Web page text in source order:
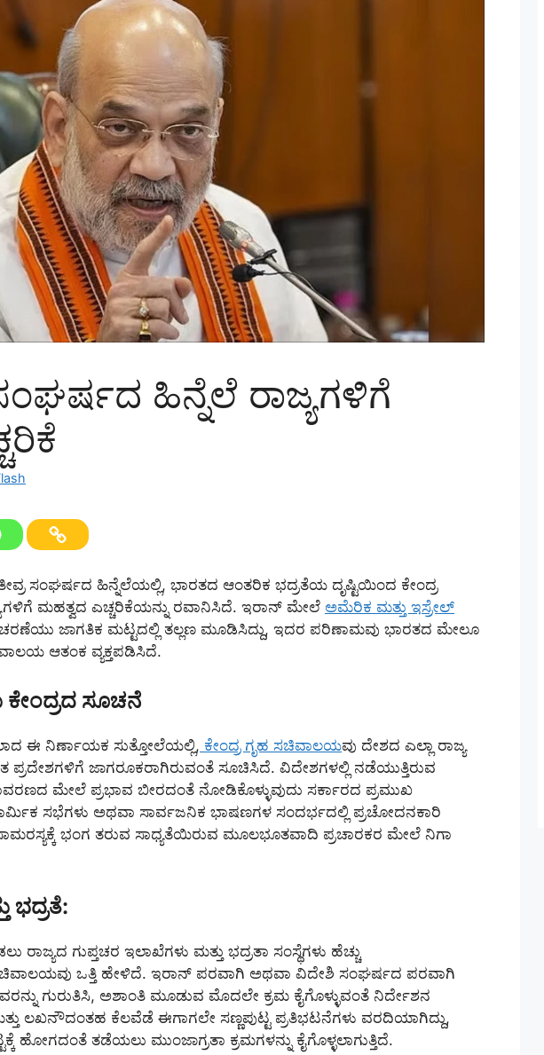
ಹಿನ್ನೆಲೆ ರಾಜ್ಯಗಳಿಗೆ
ತೀವ್ರ ಸಂಘರ್ಷದ ಹಿನ್ನೆಲೆಯಲ್ಲಿ, ಭಾರತದ ಆಂತರಿಕ ಭದ್ರತೆಯ ದೃಷ್ಟಿಯಿಂದ ಕೇಂದ್ರ
ಮಹತ್ವದ ಎಚ್ಚರಿಕೆಯನ್ನು ರವಾನಿಸಿದೆ. ಇರಾನ್ ಮೇಲೆ ಅಮೆರಿಕ ಮತ್ತು ಇಸ್ರೇಲ್
ಜಾಗತಿಕ ಮಟ್ಟದಲ್ಲಿ ತಲ್ಲಣ ಮೂಡಿಸಿದ್ದು, ಇದರ ಪರಿಣಾಮವು ಭಾರತದ ಮೇಲೂ
ಆತಂಕ ವ್ಯಕ್ತಪಡಿಸಿದೆ.
ಸೂಚನೆ
ಈ ನಿರ್ಣಾಯಕ ಸುತ್ತೋಲೆಯಲ್ಲಿ, ಕೇಂದ್ರ ಗೃಹ ಸಚಿವಾಲಯವು ದೇಶದ ಎಲ್ಲಾ ರಾಜ್ಯ
ಪ್ರದೇಶಗಳಿಗೆ ಜಾಗರೂಕರಾಗಿರುವಂತೆ ಸೂಚಿಸಿದೆ. ವಿದೇಶಗಳಲ್ಲಿ ನಡೆಯುತ್ತಿರುವ
ಮೇಲೆ ಪ್ರಭಾವ ಬೀರದಂತೆ ನೋಡಿಕೊಳ್ಳುವುದು ಸರ್ಕಾರದ ಪ್ರಮುಖ
ಸಭೆಗಳು ಅಥವಾ ಸಾರ್ವಜನಿಕ ಭಾಷಣಗಳ ಸಂದರ್ಭದಲ್ಲಿ ಪ್ರಚೋದನಕಾರಿ
ಭಂಗ ತರುವ ಸಾಧ್ಯತೆಯಿರುವ ಮೂಲಭೂತವಾದಿ ಪ್ರಚಾರಕರ ಮೇಲೆ ನಿಗಾ
ಭದ್ರತೆ:
ರಾಜ್ಯದ ಗುಪ್ತಚರ ಇಲಾಖೆಗಳು ಮತ್ತು ಭದ್ರತಾ ಸಂಸ್ಥೆಗಳು ಹೆಚ್ಚು
ಒತ್ತಿ ಹೇಳಿದೆ. ಇರಾನ್ ಪರವಾಗಿ ಅಥವಾ ವಿದೇಶಿ ಸಂಘರ್ಷದ ಪರವಾಗಿ
ಗುರುತಿಸಿ, ಅಶಾಂತಿ ಮೂಡುವ ಮೊದಲೇ ಕ್ರಮ ಕೈಗೊಳ್ಳುವಂತೆ ನಿರ್ದೇಶನ
ಲಖನೌದಂತಹ ಕೆಲವೆಡೆ ಈಗಾಗಲೇ ಸಣ್ಣಪುಟ್ಟ ಪ್ರತಿಭಟನೆಗಳು ವರದಿಯಾಗಿದ್ದು,
ಹೋಗದಂತೆ ತಡೆಯಲು ಮುಂಜಾಗ್ರತಾ ಕ್ರಮಗಳನ್ನು ಕೈಗೊಳ್ಳಲಾಗುತ್ತಿದೆ.